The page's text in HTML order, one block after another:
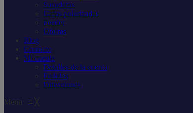
Sacaderas
Gafas polarizadas
Feeder
Ofertas
Blog
Contacto
Mi cuenta
Detalles de la cuenta
Pedidos
Direcciones
Menu ≡